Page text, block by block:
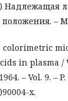
Надлежащая
–
colorimetric
in plasma /
– Vol. 9. –
x.